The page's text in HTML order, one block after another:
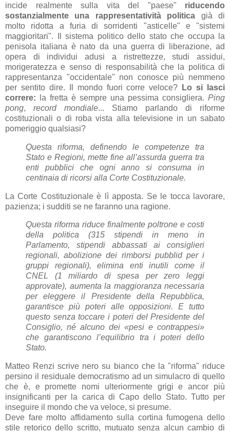
incide realmente sulla vita del "paese" riducendo
sostanzialmente una rappresentatività politica già di
molto ridotta a furia di sorridenti "asticelle" e "sistemi
maggioritari". Il sistema politico dello stato che occupa la
penisola italiana è nato da una guerra di liberazione, ad
opera di individui adusi a ristrettezze, studi assidui,
morigeratezza e senso di responsabilità che la politica di
rappresentanza "occidentale" non conosce più nemmeno
per sentito dire. Il mondo fuori corre veloce?
Lo si lasci
correre: la fretta è sempre una pessima consigliera. Ping
pong, record mondiale... Stiamo parlando di riforme
costituzionali o di roba vista alla televisione in un sabato
pomeriggio qualsiasi?
Questa riforma, definendo le competenze tra
Stato e Regioni, mette fine all’assurda guerra tra
enti pubblici che ogni anno si consuma in
centinaia di ricorsi alla Corte Costituzionale.
La Corte Costituzionale è lì apposta. Se le tocca lavorare,
pazienza; i sudditi se ne faranno una ragione.
Questa riforma riduce finalmente poltrone e costi
della politica (315 stipendi in meno in
Parlamento, stipendi abbassati ai consiglieri
regionali, abolizione dei rimborsi pubblid per i
gruppi regionali), elimina enti inutili come il
CNEL (1 miliardo di spesa per zero leggi
approvate), aumenta la maggioranza necessaria
per eleggere il Presidente della Repubblica,
garantisce più poteri alle opposizioni. E tutto
questo senza toccare i poteri del Presidente del
Consiglio, né alcuno dei «pesi e contrappesi»
che garantiscono l’equilibrio tra i poteri dello
Stato.
Matteo Renzi scrive nero su bianco che la "riforma" riduce
persino il residuale democratismo ad un simulacro di quello
che è, e promette nomi ulteriormente grigi e ancor più
insignificanti per la carica di Capo dello Stato. Tutto per
inseguire il mondo che va veloce, si presume.
Deve fare molto affidamento sulla cortina fumogena dello
stile retorico dello scritto, mutuato senza alcun cambio di